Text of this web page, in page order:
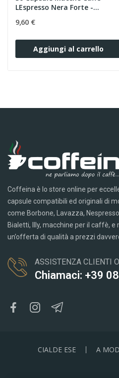
LEspresso Nera Forte -...
9,60 €
Aggiungi al carrello
Coffeina è lo store online per
capsule compatibili ed originali di
come Borbone, Lavazza,
Bialetti, Illy, macchine per il caffè,
un’offerta di qualità a prezzi
ASSISTENZA CLIENTI
Chiamaci: +39
CIALDE ESE A